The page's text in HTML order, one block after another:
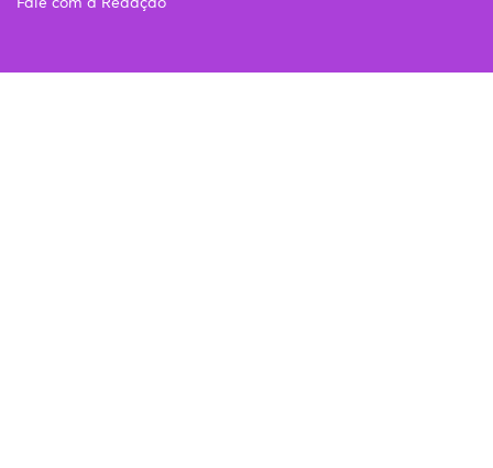
Fale com a Redação